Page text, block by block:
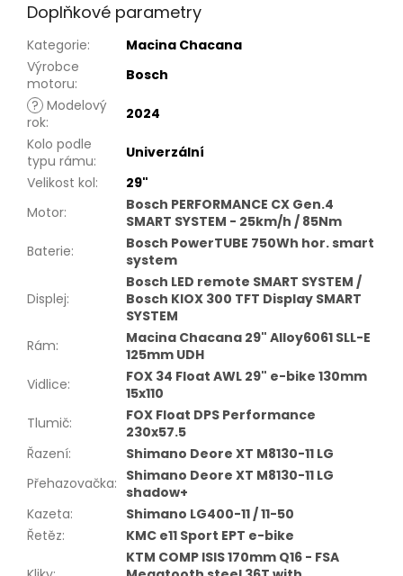
Doplňkové parametry
Kategorie:
Macina Chacana
Výrobce
motoru:
Bosch
? Modelový
rok:
2024
Kolo podle
typu rámu:
Univerzální
Velikost kol:
29"
Motor:
Bosch PERFORMANCE CX Gen.4
SMART SYSTEM - 25km/h / 85Nm
Baterie:
Bosch PowerTUBE 750Wh hor. smart
system
Displej:
Bosch LED remote SMART SYSTEM /
Bosch KIOX 300 TFT Display SMART
SYSTEM
Rám:
Macina Chacana 29" Alloy6061 SLL-E
125mm UDH
Vidlice:
FOX 34 Float AWL 29" e-bike 130mm
15x110
Tlumič:
FOX Float DPS Performance
230x57.5
Řazení:
Shimano Deore XT M8130-11 LG
Přehazovačka: Shimano Deore XT M8130-11 LG
shadow+
Kazeta:
Shimano LG400-11 / 11-50
Řetěz: KMC e11 Sport EPT e-bike
KTM COMP ISIS 170mm Q16 - FSA